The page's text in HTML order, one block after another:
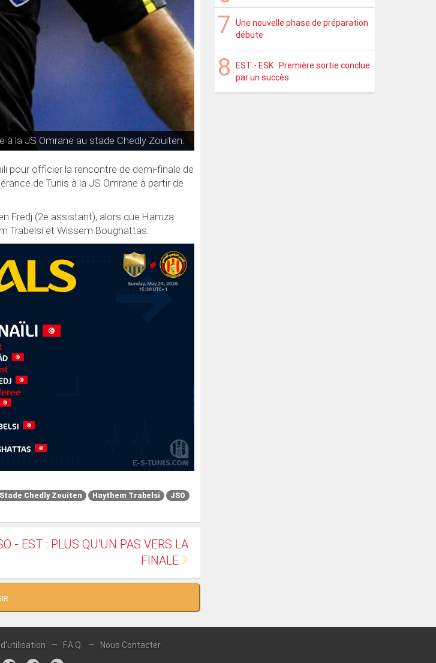
la JS Omrane au stade Chedly Zouiten.
pour officier la rencontre de demi-finale de
de Tunis à la JS Omrane à partir de
Fredj (2e assistant), alors que Hamza
Trabelsi et Wissem Boughattas.
Stade Chedly Zouiten Haythem Trabelsi
JSO
- EST : PLUS QU'UN PAS VERS LA
FINALE
Une nouvelle phase de préparation
débute
EST - ESK : Première sortie conclue
par un succès
— F.A.Q. — Nous Contacter